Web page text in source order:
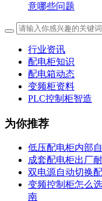
意哪些问题
行业资讯
配电柜知识
配电箱动态
变频柜资料
PLC控制柜智造
为你推荐
低压配电柜内部
成套配电柜出厂
双电源自动切换
变频控制柜怎么
南